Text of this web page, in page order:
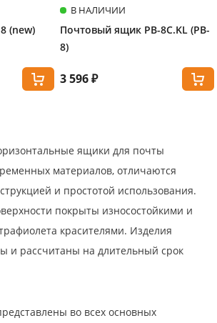
(new)
В НАЛИЧИИ
Почтовый ящик PB-8C.KL (PB-
8)
3 596 ₽
ящики для почты
материалов, отличаются
и простотой использования.
покрыты износостойкими и
красителями. Изделия
и рассчитаны на длительный срок
во всех основных